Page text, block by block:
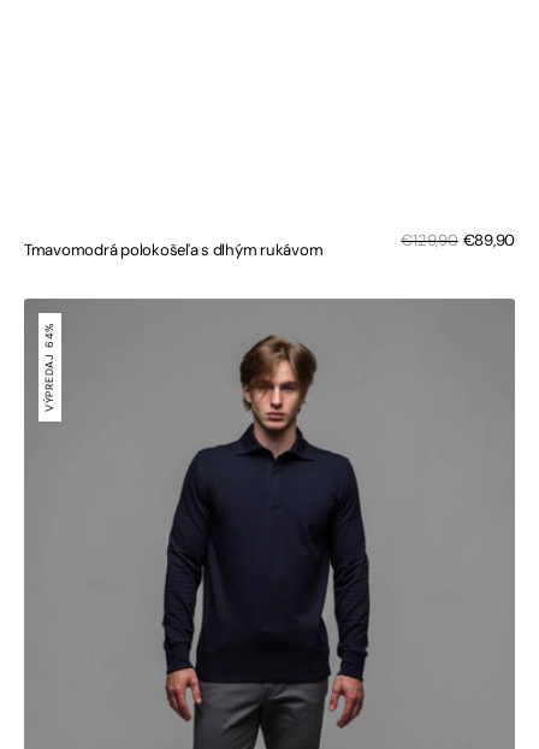
Tmavomodrá polokošeľa s dlhým rukávom
Bežná
€129,90 €89,90
polokošeľa
dlhým
rukávom
VÝPREDAJ
64%